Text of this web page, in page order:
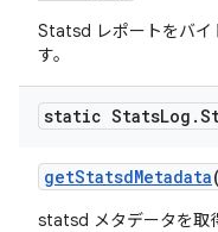
Statsd レポートをバイ
す。
static StatsLog .
getStatsdMetadata(
statsd メタデータを取